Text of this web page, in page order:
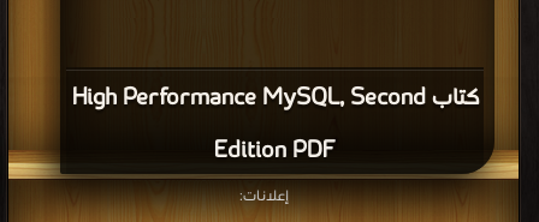
كتاب High Performance MySQL, Second
Edition PDF
إعلانات: